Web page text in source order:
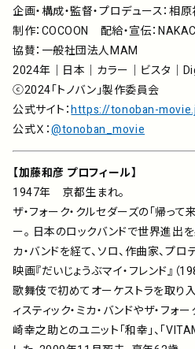
企画・構成・監督・プロデュース：相
制作：COCOON 配給・宣伝：
協賛：一般社団法人MAM
2024年｜日本｜カラー｜ビスタ｜
ⓒ2024「トノバン」製作委員会
公式サイト：https://tonoban-
公式Ｘ：@tonoban_movie
【加藤和彦 プロフィール】
1947年 京都生まれ。
ザ・フォーク・クルセダーズの「帰っ
ー。 日本のロックバンドで世界進出を
カ・バンドを経て、ソロ、作曲家、プ
映画『だいじょうぶマイ・フレンド』（
歌舞伎で初めてオーケストラを取り
ィスティック・ミカ・バンドやザ・フォ
崎幸之助とのユニット「和幸」、「